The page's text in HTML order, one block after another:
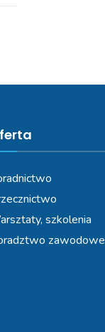
szkolenia
zawodowe